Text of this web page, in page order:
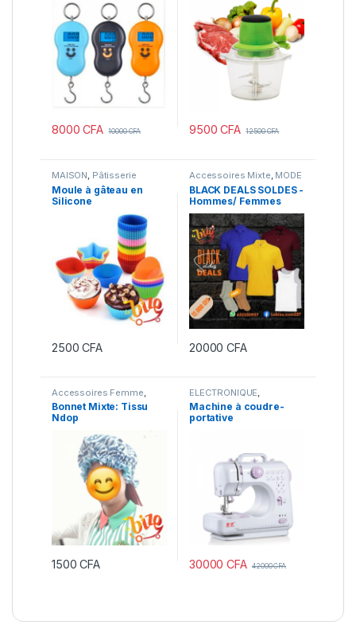
Recommandés
8000CFA 10000CFA 9500CFA 12500CFA
MAISON, Pâtisserie
Moule à gâteau en
Silicone
2500CFA
Accessoires Mixte, MODE
HOMME ,Plus
Recommandés ,Produits
en promotion,VENTE
Homme
BLACK DEALS SOLDES -
Hommes/ Femmes
20000CFA
Accessoires Femme
BEAUTE & SANTE, MODE
FEMME, VENTE FLASH
Bonnet Mixte: Tissu
Ndop
1500CFA
ELECTRONIQUE
OUTILS/BRICOLAGE
Electroménager
Machine à coudre-
portative
30000CFA 42000CFA